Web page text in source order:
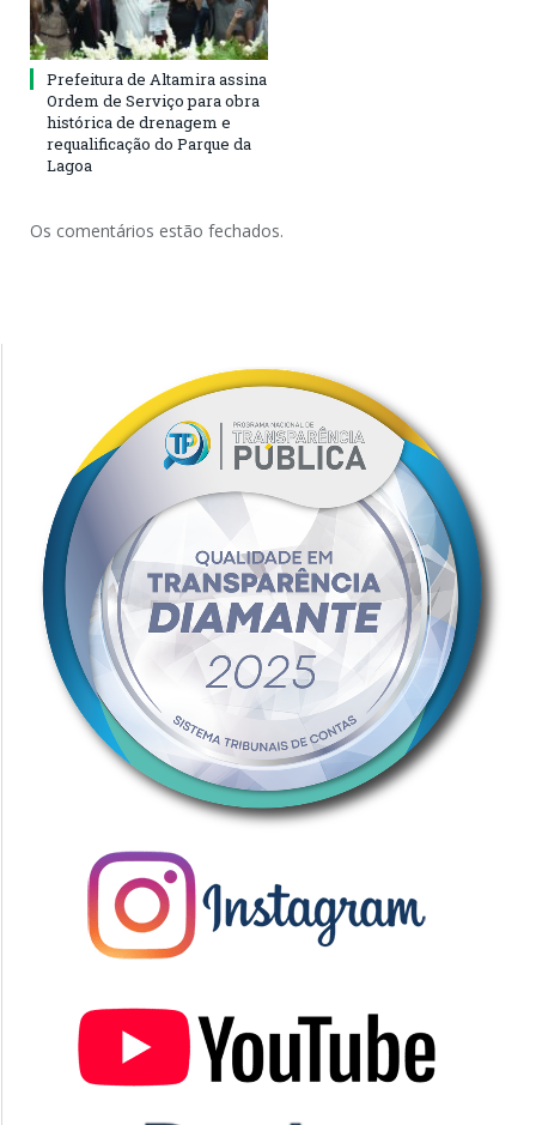
Prefeitura de Altamira assina
Ordem de Serviço para obra
histórica de drenagem e
requalificação do Parque da
Lagoa
Os comentários estão fechados.